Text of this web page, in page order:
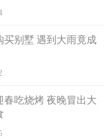
买别墅 遇到大雨竟成
春吃烧烤 夜晚冒出大